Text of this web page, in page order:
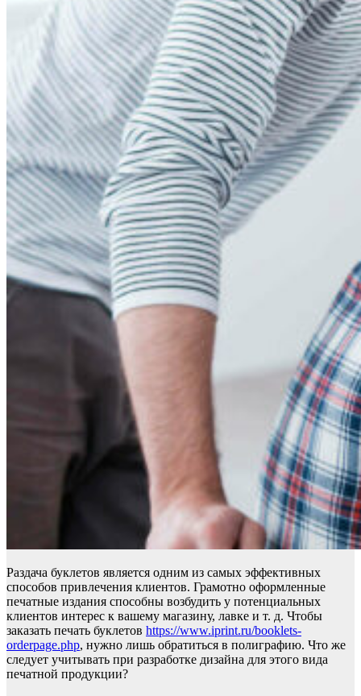
Раздача буклетов является одним из самых эффективных
способов привлечения клиентов. Грамотно оформленные
печатные издания способны возбудить у потенциальных
клиентов интерес к вашему магазину, лавке и т. д. Чтобы
заказать печать буклетов https://www.iprint.ru/booklets-
orderpage.php, нужно лишь обратиться в полиграфию. Что же
следует учитывать при разработке дизайна для этого вида
печатной продукции?